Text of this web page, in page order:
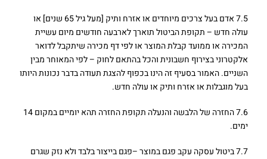
7.5 אדם בעל צרכים מיוחדים או אזרח ותיק [מעל גיל 65 שנים] או
עולה חדש – תקופת הביטול תוארך לארבעה חודשים מיום עשיית
המכירה או ממועד קבלת המוצר או לפי דף מכירה שיתקבל לדואר
אלקטרוני בצירוף חשבונית והכל בהתאם לחוק – לפי המאוחר מבין
השניים. האמור בסעיף זה הינו בכפוף להצגת תעודה בדבר נכונות היותו
בעל מוגבלות או אזרח ותיק או עולה חדש.
7.6 החזרה של הלבשה והנעלה תקופת החזרה תהא יומיים במקום 14
ימים.
7.7 ביטול עסקה עקב פגם במוצר –פגם בייצור בלבד ולא נזק שגרם